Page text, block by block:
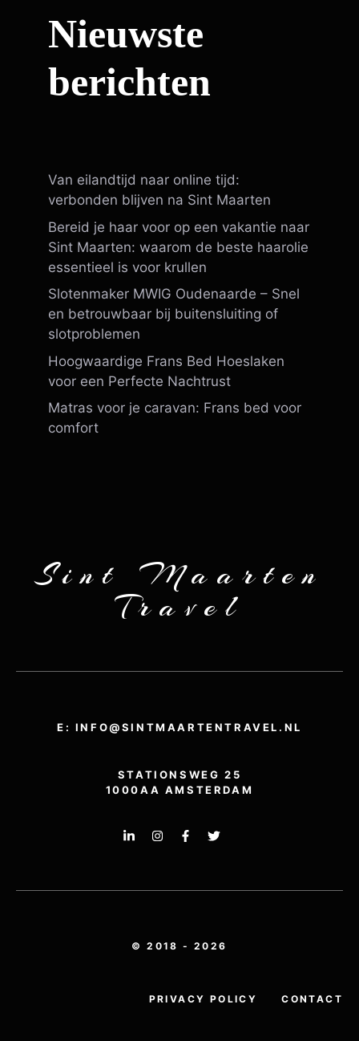
Nieuwste
berichten
Van eilandtijd naar online tijd:
verbonden blijven na Sint Maarten
Bereid je haar voor op een vakantie naar
Sint Maarten: waarom de beste haarolie
essentieel is voor krullen
Slotenmaker MWIG Oudenaarde – Snel
en betrouwbaar bij buitensluiting of
slotproblemen
Hoogwaardige Frans Bed Hoeslaken
voor een Perfecte Nachtrust
Matras voor je caravan: Frans bed voor
comfort
Sint Maarten
Travel
E: INFO@SINTMAARTENTRAVEL.NL
STATIONSWEG 25
1000AA AMSTERDAM
© 2018 - 2026
PRIVACY POLICY CONTACT